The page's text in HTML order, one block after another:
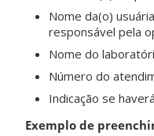
Nome da(o)
responsável pela
Nome do
Número do
Indicação se
Exemplo de